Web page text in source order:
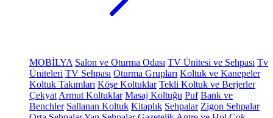
MOBİLYA Salon ve Oturma Odası TV Ünitesi ve Sehpası Tv
Üniteleri TV Sehpası Oturma Grupları Koltuk ve Kanepeler
Koltuk Takımları Köşe Koltuklar Tekli Koltuk ve Berjerler
Çekyat Armut Koltuklar Masaj Koltuğu Puf Bank ve
Benchler Sallanan Koltuk Kitaplık Sehpalar Zigon Sehpalar